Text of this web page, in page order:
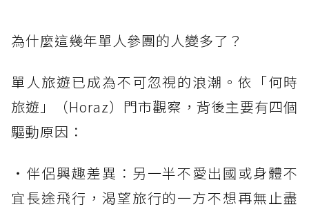
為什麼這幾年單人參團的人變多了？
單人旅遊已成為不可忽視的浪潮。依「何時
旅遊」（Horaz）門市觀察，背後主要有四個
驅動原因：
・伴侶興趣差異：另一半不愛出國或身體不
宜長途飛行，渴望旅行的一方不想再無止盡